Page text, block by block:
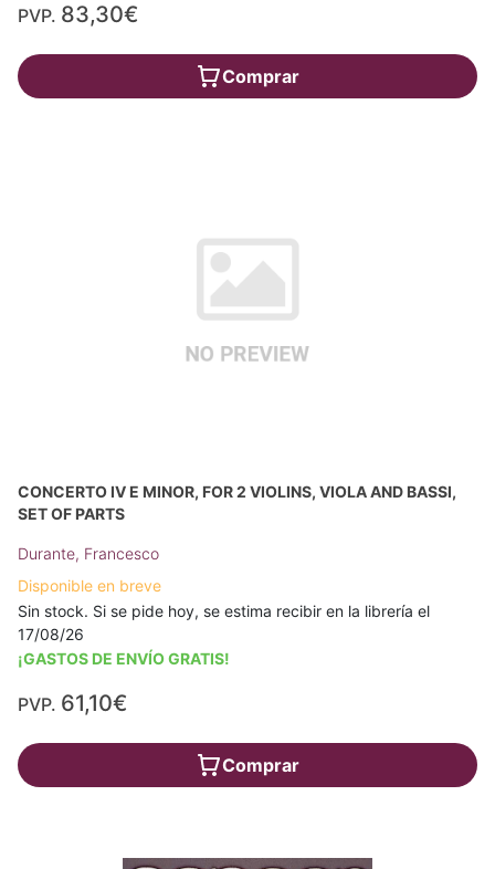
PVP. 83,30€
Comprar
CONCERTO IV E MINOR, FOR 2 VIOLINS, VIOLA AND BASSI,
SET OF PARTS
Durante, Francesco
Disponible en breve
Sin stock. Si se pide hoy, se estima recibir en la librería el
17/08/26
¡GASTOS DE ENVÍO GRATIS!
PVP. 61,10€
Comprar